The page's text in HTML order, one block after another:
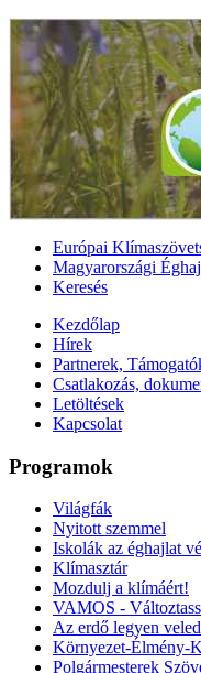
Európai
Magyarországi
Keresés
Kezdőlap
Hírek
Partnerek,
Csatlakozás,
Letöltések
Kapcsolat
Programok
Világfák
Nyitott szemmel
Iskolák az éghajlat
Klímasztár
Mozdulj a klímáért!
VAMOS -
Az erdő legyen veled
Környezet-Élmény-
Polgármesterek